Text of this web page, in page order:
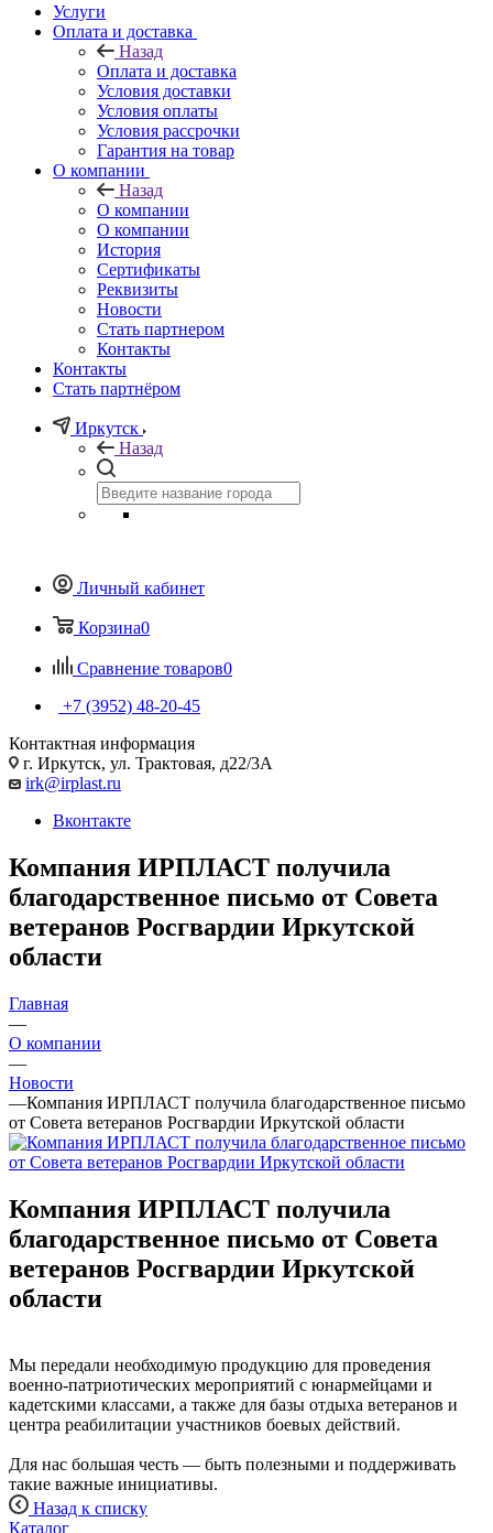
Услуги
Оплата и доставка
Назад
Оплата и доставка
Условия доставки
Условия оплаты
Условия рассрочки
Гарантия на товар
О компании
Назад
О компании
О компании
История
Сертификаты
Реквизиты
Новости
Стать партнером
Контакты
Контакты
Стать партнёром
Иркутск
Назад
Личный кабинет
Корзина0
Сравнение товаров0
+7 (3952) 48-20-45
Контактная информация
г. Иркутск, ул. Трактовая, д22/3А
irk@irplast.ru
Вконтакте
Компания ИРПЛАСТ получила
благодарственное письмо от Совета
ветеранов Росгвардии Иркутской
области
Главная
—
О компании
—
Новости
—Компания ИРПЛАСТ получила благодарственное письмо
от Совета ветеранов Росгвардии Иркутской области
Компания ИРПЛАСТ получила
благодарственное письмо от Совета
ветеранов Росгвардии Иркутской
области
Мы передали необходимую продукцию для проведения
военно-патриотических мероприятий с юнармейцами и
кадетскими классами, а также для базы отдыха ветеранов и
центра реабилитации участников боевых действий.
Для нас большая честь — быть полезными и поддерживать
такие важные инициативы.
Назад к списку
Каталог